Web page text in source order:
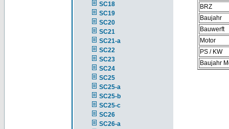
SC18
SC19
SC20
SC21
SC21-a
SC22
SC23
SC24
SC25
SC25-a
SC25-b
SC25-c
SC26
SC26-a
BRZ
Baujahr
Bauwerft
Motor
PS / KW
Baujahr